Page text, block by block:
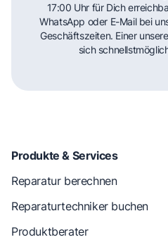
17:00 Uhr für Dich
WhatsApp oder E-Mail bei
Geschäftszeiten. Einer
sich
Produkte & Services
Reparatur berechnen
Reparaturtechniker buchen
Produktberater